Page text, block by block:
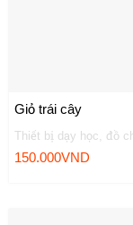
Giỏ trái cây
150.000VND